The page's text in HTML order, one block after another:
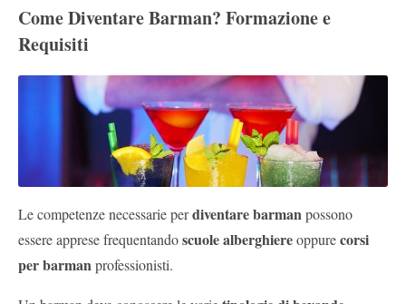
Come Diventare Barman? Formazione e
Requisiti
Le competenze necessarie perdiventare barman possono
essere apprese frequentandoscuole alberghiereoppurecorsi
per barman professionisti.